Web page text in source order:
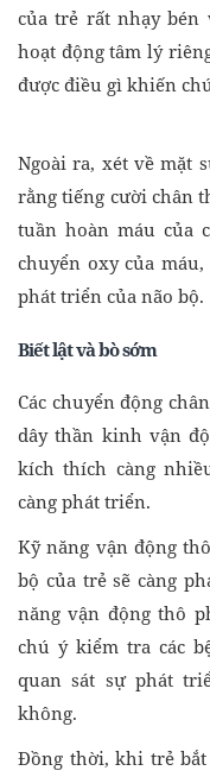
của trẻ rất nhạy bén
hoạt động tâm lý
được điều gì khiến
Ngoài ra, xét về mặt
rằng tiếng cười chân
tuần hoàn máu của
chuyển oxy của
phát triển của não bộ.
Biết lật và bò sớm
Các chuyển động
dây thần kinh vận
kích thích càng
càng phát triển.
Kỹ năng vận động
bộ của trẻ sẽ càng
năng vận động thô
chú ý kiểm tra các
quan sát sự phát
không.
Đồng thời, khi trẻ